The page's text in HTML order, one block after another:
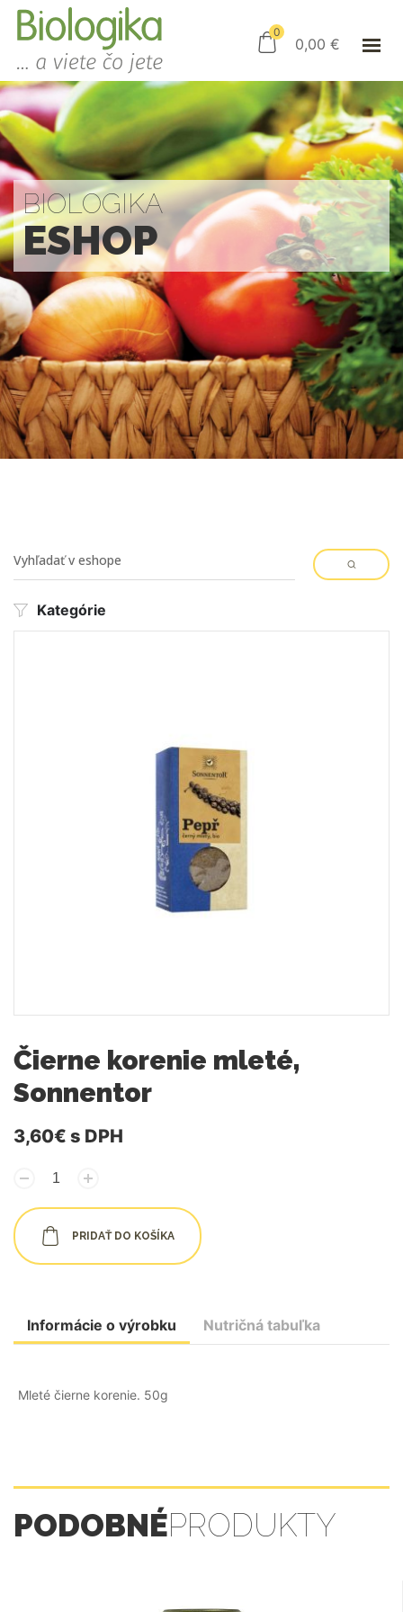
ESHOP
AKO NAKUPOVAŤ
KAMENNÝ OBCHOD
KONTAKT
0
0,00 €
PRIHLÁSENIE
BIOLOGIKA
ESHOP
Kategórie
Čierne korenie mleté,
Sonnentor
3,60€ s DPH
PRIDAŤ DO KOŠÍKA
Informácie o výrobku Nutričná tabuľka
Mleté čierne korenie. 50g
PODOBNÉPRODUKTY